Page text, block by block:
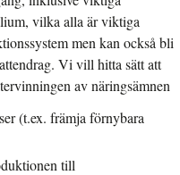
vilka alla är viktiga
men kan också bli
Vi vill hitta sätt att
av näringsämnen
(t.ex. främja förnybara
till